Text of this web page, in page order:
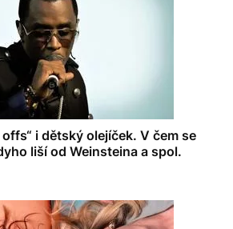
i dětský olejíček. V čem se
liší od Weinsteina a spol.